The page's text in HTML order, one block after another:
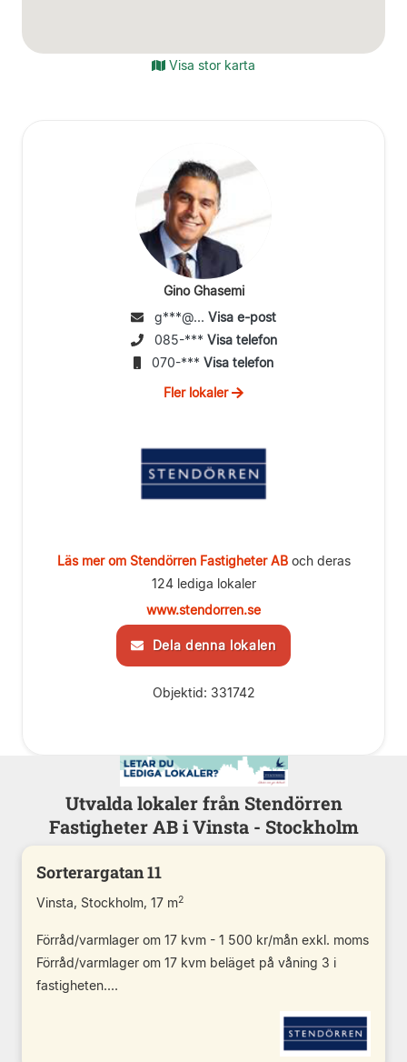
Visa stor karta
Gino Ghasemi
g***@... Visa e-post
085-*** Visa telefon
070-*** Visa telefon
Fler lokaler
Läs mer om Stendörren Fastigheter ABoch deras
124 lediga lokaler
www.stendorren.se
Dela denna lokalen
Objektid: 331742
Utvalda lokaler från Stendörren
Fastigheter AB i Vinsta - Stockholm
Sorterargatan 11
Vinsta, Stockholm, 17 m2
Förråd/varmlager om 17 kvm - 1 500 kr/mån exkl. moms
Förråd/varmlager om 17 kvm beläget på våning 3 i
fastigheten....